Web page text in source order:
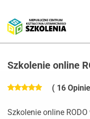
Szkolenie online
( 16
Szkolenie online